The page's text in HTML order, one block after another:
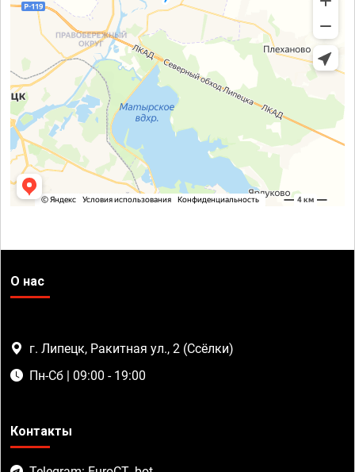
О нас
г. Липецк, Ракитная ул., 2 (Ссёлки)
Пн-Сб | 09:00 - 19:00
Контакты